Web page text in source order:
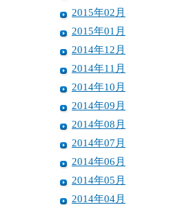
2015年02月
2015年01月
2014年12月
2014年11月
2014年10月
2014年09月
2014年08月
2014年07月
2014年06月
2014年05月
2014年04月